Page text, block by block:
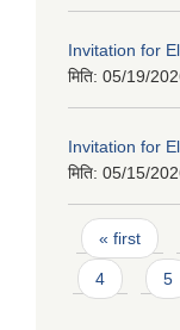
Invitation for
मिति: 05/19/
Invitation for
मिति: 05/15/
Pages
« first
4 5